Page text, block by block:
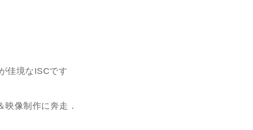
佳境なISCです
像制作に奔走．